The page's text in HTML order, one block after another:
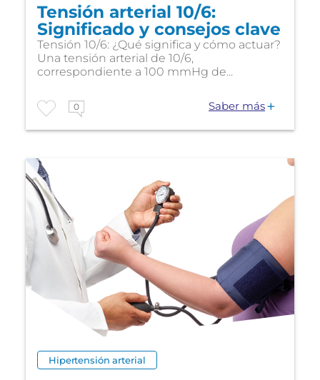
Tensión arterial 10/6:
Significado y consejos clave
Tensión 10/6: ¿Qué significa y cómo actuar?
Una tensión arterial de 10/6,
correspondiente a 100 mmHg de...
0 Saber más
Hipertensión arterial